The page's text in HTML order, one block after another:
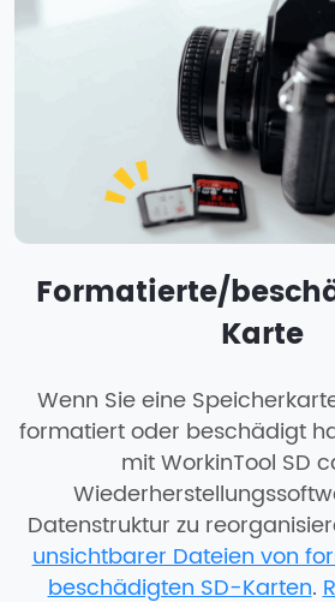
Formatierte/
Karte
Wenn Sie eine
formatiert oder beschädigt
mit WorkinTool SD
Datenstruktur zu
unsichtbarer Dateien von
beschädigten SD-Karten.